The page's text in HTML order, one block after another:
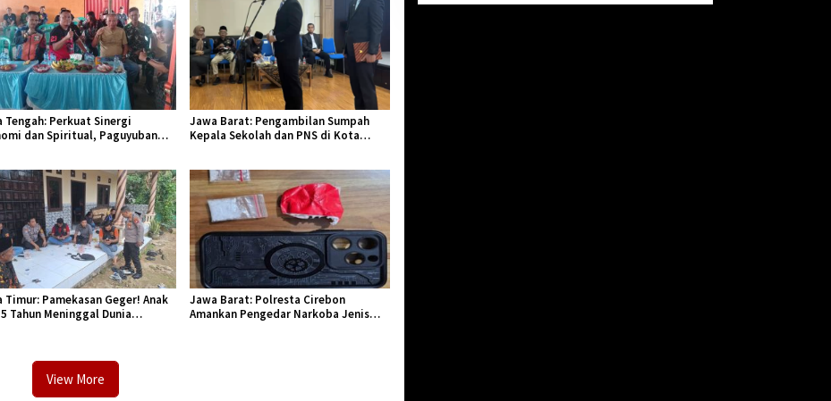
Tengah: Perkuat Sinergi
dan Spiritual, Paguyuban
Jawa Barat: Pengambilan Sumpah
Kepala Sekolah dan PNS di Kota
Timur: Pamekasan Geger! Anak
Tahun Meninggal Dunia
Jawa Barat: Polresta Cirebon
Amankan Pengedar Narkoba Jenis
View More